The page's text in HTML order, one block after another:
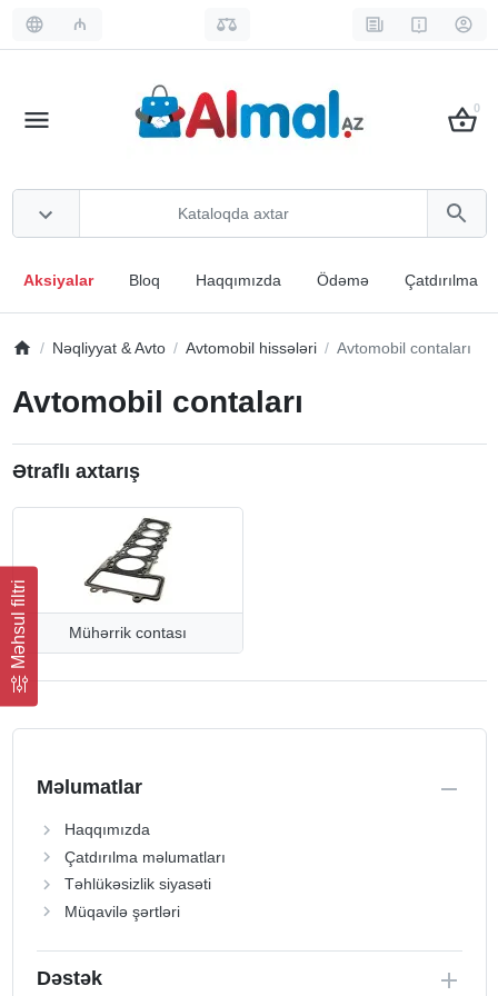
₼
0
Aksiyalar Bloq Haqqımızda Ödəmə Çatdırılma
Məhsul filtri
Nəqliyyat & Avto Avtomobil hissələri Avtomobil contaları
Avtomobil contaları
Ətraflı axtarış
Mühərrik contası
Məlumatlar
Haqqımızda
Çatdırılma məlumatları
Təhlükəsizlik siyasəti
Müqavilə şərtləri
Dəstək